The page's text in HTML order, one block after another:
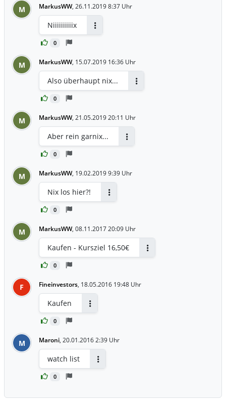
M MarkusWW, 26.11.2019 8:37 Uhr
0
Niiiiiiiiiix
M MarkusWW, 15.07.2019 16:36 Uhr
0
Also überhaupt nix...
M MarkusWW, 21.05.2019 20:11 Uhr
0
Aber rein garnix...
M MarkusWW, 19.02.2019 9:39 Uhr
0
Nix los hier?!
M MarkusWW, 08.11.2017 20:09 Uhr
0
Kaufen - Kursziel 16,50€
F Fineinvestors, 18.05.2016 19:48 Uhr
0
Kaufen
M Maroni, 20.01.2016 2:39 Uhr
0
watch list